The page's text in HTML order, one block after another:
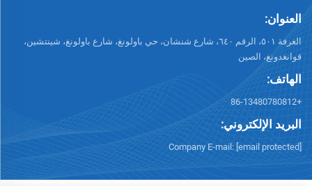
العنوان:
الغرفة ٥٠١، الرقم ٦٤٠، شارع شنشان، حي باولونغ، شارع باولونغ، شينتشين،
قوانغدونغ، الصين
الهاتف:
+86-13480780812
البريد الإلكتروني:
Company E-mail: [email protected]